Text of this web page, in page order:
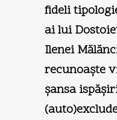
fideli
ai lui
Ilenei
recunoaşte
şansa